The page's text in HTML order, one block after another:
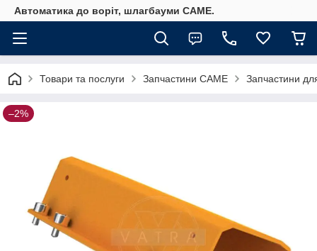
Автоматика до воріт, шлагбауми CAME.
Товари та послуги Запчастини CAME Запчастини
–2%